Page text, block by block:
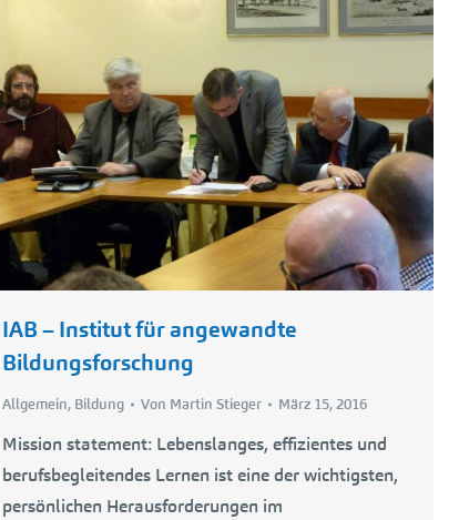
IAB – Institut für angewandte
Bildungsforschung
Allgemein, Bildung Von Martin Stieger März 15, 2016
Mission statement: Lebenslanges, effizientes und
berufsbegleitendes Lernen ist eine der wichtigsten,
persönlichen Herausforderungen im